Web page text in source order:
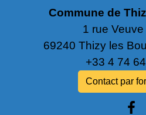
Commune de
1 rue
69240 Thizy les
+33 4 74
Contact par